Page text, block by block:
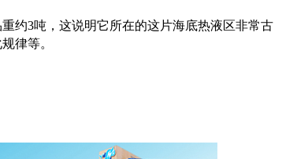
3吨，这说明它所在的这片海底热液区非常古
律等。